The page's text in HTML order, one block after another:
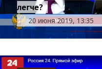
легче?
20 июня 2019, 13:35